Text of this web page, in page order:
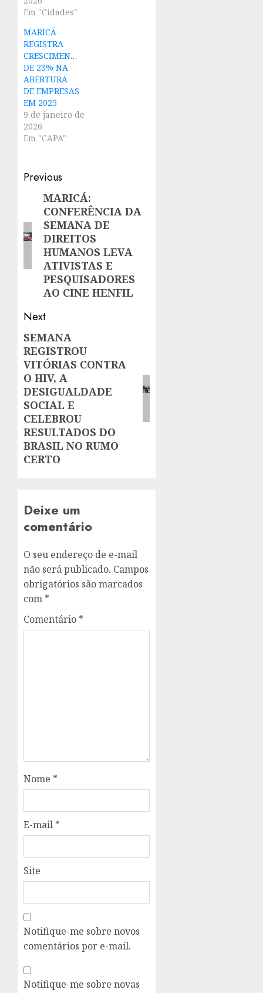
Em "Cidades"
MARICÁ
REGISTRA
CRESCIMENTO
DE 23% NA
ABERTURA
DE EMPRESAS
EM 2025
9 de janeiro de
2026
Em "CAPA"
Post
navigation
Previous
Previous
post:
MARICÁ:
CONFERÊNCIA DA
SEMANA DE
DIREITOS
HUMANOS LEVA
ATIVISTAS E
PESQUISADORES
AO CINE HENFIL
Next
Next
post:
SEMANA
REGISTROU
VITÓRIAS CONTRA
O HIV, A
DESIGUALDADE
SOCIAL E
CELEBROU
RESULTADOS DO
BRASIL NO RUMO
CERTO
Deixe um
comentário
O seu endereço de e-mail
não será publicado. Campos
obrigatórios são marcados
com *
Comentário *
Nome *
E-mail *
Site
Notifique-me sobre novos
comentários por e-mail.
Notifique-me sobre novas